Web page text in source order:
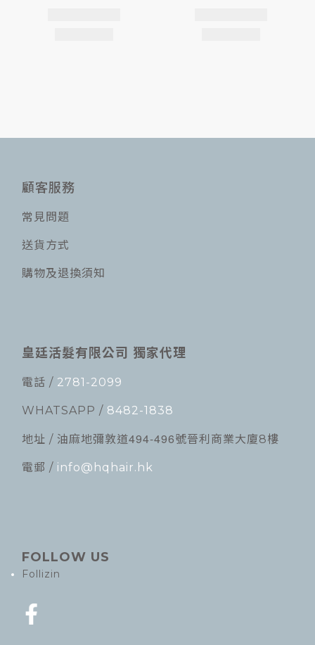
顧客服務
常見問題
送貨方式
購物及退換須知
皇廷活髮有限公司 獨家代理
電話 / 2781-2099
WHATSAPP / 8482-1838
地址 / 油麻地彌敦道494-496號晉利商業大廈8樓
電郵 / info@hqhair.hk
FOLLOW US
Follizin